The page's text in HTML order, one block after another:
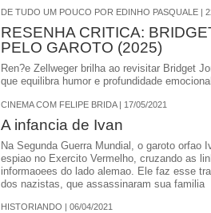
DE TUDO UM POUCO POR EDINHO PASQUALE |
RESENHA CRITICA:
PELO GAROTO (2025)
Ren?e Zellweger brilha ao revisitar Bridget
que equilibra humor e profundidade
CINEMA COM FELIPE BRIDA | 17/05/2021
A infancia de Ivan
Na Segunda Guerra Mundial, o garoto orfao
espiao no Exercito Vermelho, cruzando as
informaoees do lado alemao. Ele faz esse
dos nazistas, que assassinaram sua familia
HISTORIANDO | 06/04/2021